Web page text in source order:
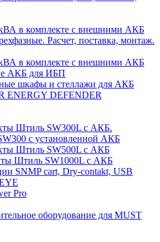
в комплекте с внешними АКБ
Расчет, поставка, монтаж.
в комплекте с внешними АКБ
АКБ для ИБП
шкафы и стеллажи для АКБ
ENERGY DEFENDER
Штиль SW300L с АКБ.
с установленной АКБ
Штиль SW500L с АКБ
Штиль SW1000L с АКБ
SNMP cart, Dry-contakt, USB
Pro
оборудование для MUST